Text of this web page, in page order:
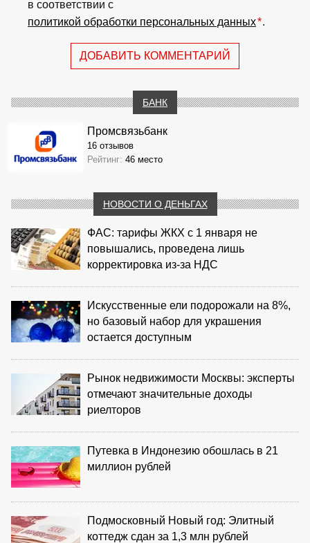
в соответствии с
политикой обработки персональных данных*.
ДОБАВИТЬ КОММЕНТАРИЙ
БАНК
Промсвязьбанк
16 отзывов
Рейтинг: 46 место
НОВОСТИ О ДЕНЬГАХ
ФАС: тарифы ЖКХ с 1 января не
повышались, проведена лишь
корректировка из‑за НДС
Искусственные ели подорожали на 8%,
но базовый набор для украшения
остается доступным
Рынок недвижимости Москвы: эксперты
отмечают значительные доходы
риелторов
Путевка в Индонезию обошлась в 21
миллион рублей
Подмосковный Новый год: Элитный
коттедж сдан за 1,3 млн рублей